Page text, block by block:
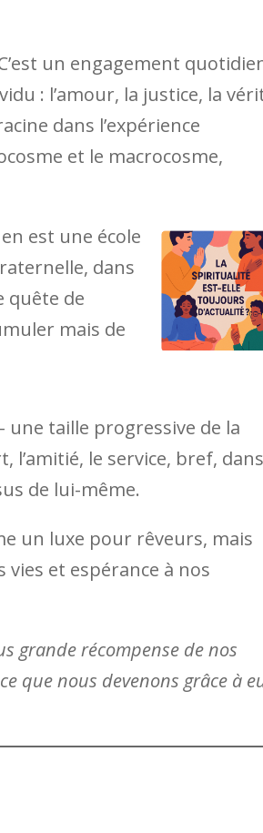
un engagement
: l’amour, la justice, la
dans l’expérience
et le macrocosme,
est une école
dans
quête de
mais de
une taille progressive de la
l’amitié, le service, bref, dans
de lui-même.
un luxe pour rêveurs, mais
et espérance à nos
grande récompense de nos
que nous devenons grâce à